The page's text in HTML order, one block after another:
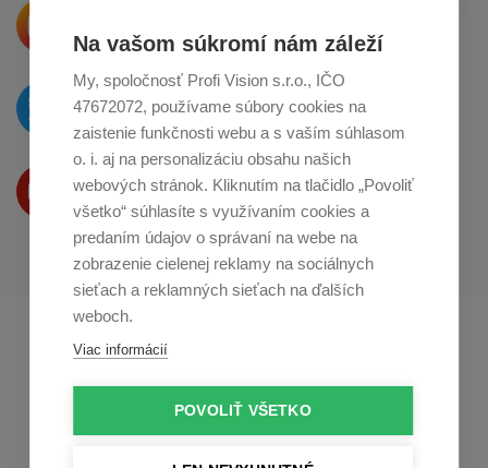
o zdieľanie naInstagrame
O novinkách píšeme
naTwitteri
Produkty Vám predstavujeme
na Youtube
Profikuchař.cz
Na vašom súkromí nám záleží
My, spoločnosť Profi Vision s.r.o., IČO
47672072, používame súbory cookies na
zaistenie funkčnosti webu a s vaším súhlasom
o. i. aj na personalizáciu obsahu našich
webových stránok. Kliknutím na tlačidlo „Povoliť
všetko“ súhlasíte s využívaním cookies a
predaním údajov o správaní na webe na
zobrazenie cielenej reklamy na sociálnych
sieťach a reklamných sieťach na ďalších
weboch.
Viac informácií
POVOLIŤ VŠETKO